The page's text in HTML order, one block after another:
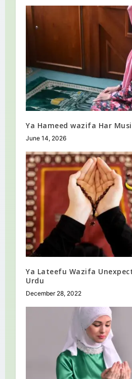
Ya Hameed wazifa Har
June 14, 2026
Ya Lateefu Wazifa
Urdu
December 28, 2022